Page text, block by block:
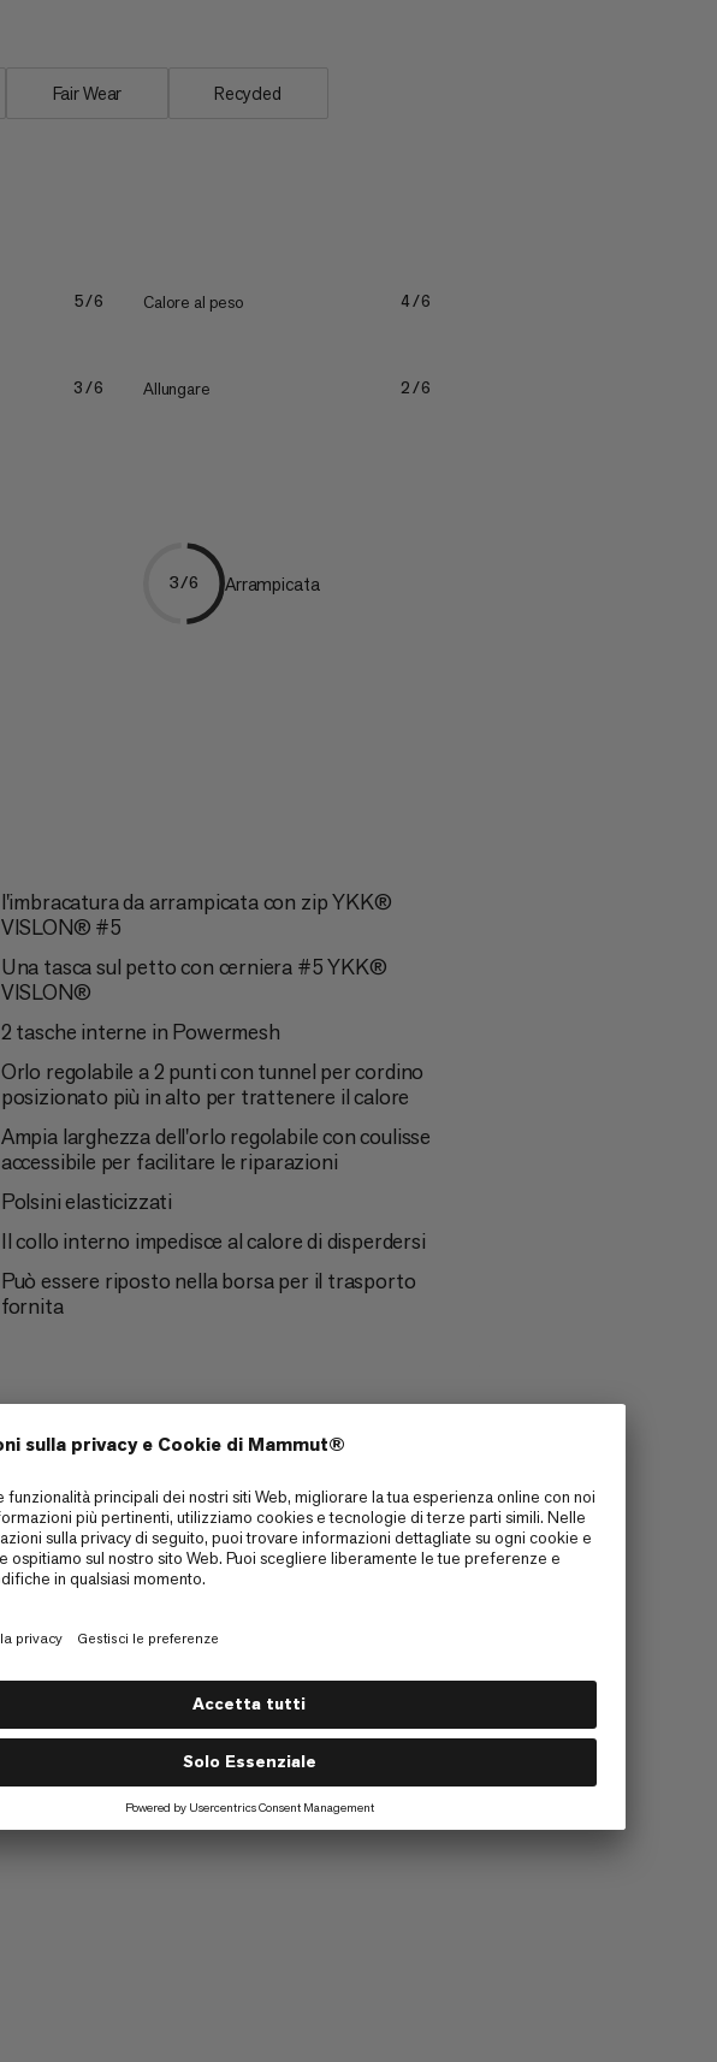
Fair Wear Recycled
5/6 Calore al peso 4/6
3/6 Allungare 2/6
3/6 Arrampicata
l'imbracatura da arrampicata con zip YKK®
VISLON® #5
Una tasca sul petto con cerniera #5 YKK®
VISLON®
2 tasche interne in Powermesh
Orlo regolabile a 2 punti con tunnel per cordino
posizionato più in alto per trattenere il calore
Ampia larghezza dell'orlo regolabile con coulisse
accessibile per facilitare le riparazioni
Polsini elasticizzati
Il collo interno impedisce al calore di disperdersi
Può essere riposto nella borsa per il trasporto
fornita